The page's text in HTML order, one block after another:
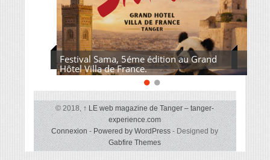
Festival Sama, 5éme édition au Grand
Hôtel Villa de France.
© 2018,↑ LE web magazine de Tanger – tanger-
experience.com
Connexion-Powered by WordPress- Designed by
Gabfire Themes